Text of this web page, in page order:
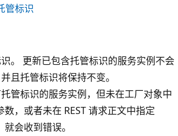
管标识
。 更新已包含托管标识的服务实例不会
且托管标识将保持不变。
管标识的服务实例，但未在工厂对象中
，或者未在 REST 请求正文中指定
会收到错误。